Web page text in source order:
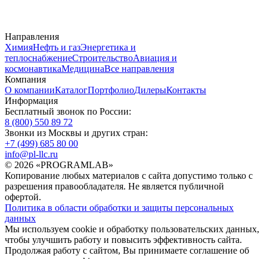
Направления
ХимияНефть и газЭнергетика и
теплоснабжениеСтроительствоАвиация и
космонавтикаМедицинаВсе направления
Компания
О компанииКаталогПортфолиоДилерыКонтакты
Информация
Бесплатный звонок по России:
8 (800) 550 89 72
Звонки из Москвы и других стран:
+7 (499) 685 80 00
info@pl-llc.ru
© 2026 «PROGRAMLAB»
Копирование любых материалов с сайта допустимо только с
разрешения правообладателя. Не является публичной
офертой.
Политика в области обработки и защиты персональных
данных
Мы используем cookie и обработку пользовательских данных,
чтобы улучшить работу и повысить эффективность сайта.
Продолжая работу с сайтом, Вы принимаете соглашение об